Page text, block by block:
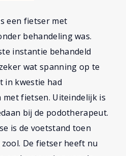
een fietser met
behandeling was.
instantie behandeld
wat spanning op te
in kwestie had
fietsen. Uiteindelijk is
bij de podotherapeut.
is de voetstand toen
De fietser heeft nu